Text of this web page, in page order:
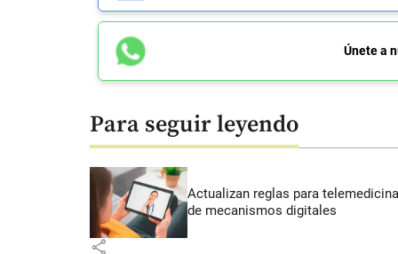
Únete a
Para seguir leyendo
Actualizan reglas para
de mecanismos digitales
share